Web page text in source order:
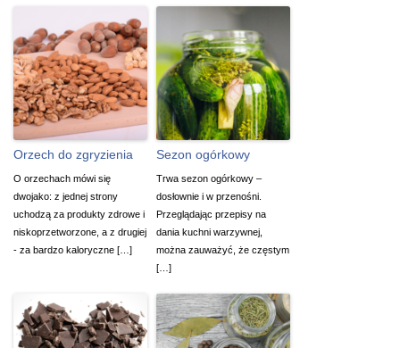
Orzech do zgryzienia
O orzechach mówi się
dwojako: z jednej strony
uchodzą za produkty zdrowe i
niskoprzetworzone, a z drugiej
- za bardzo kaloryczne […]
Sezon ogórkowy
Trwa sezon ogórkowy –
dosłownie i w przenośni.
Przeglądając przepisy na
dania kuchni warzywnej,
można zauważyć, że częstym
[…]